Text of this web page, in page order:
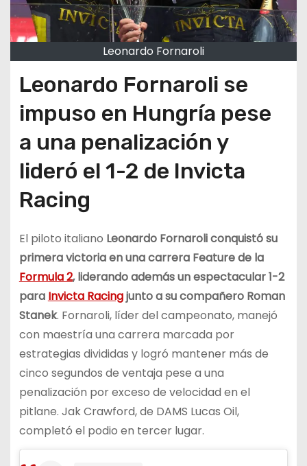
Leonardo Fornaroli
Leonardo Fornaroli se
impuso en Hungría pese
a una penalización y
lideró el 1-2 de Invicta
Racing
El piloto italiano Leonardo Fornaroli conquistó su
primera victoria en una carrera Feature de la
Formula 2, liderando además un espectacular 1-2
para Invicta Racingjunto a su compañero Roman
Stanek. Fornaroli, líder del campeonato, manejó
con maestría una carrera marcada por
estrategias divididas y logró mantener más de
cinco segundos de ventaja pese a una
penalización por exceso de velocidad en el
pitlane. Jak Crawford, de DAMS Lucas Oil,
completó el podio en tercer lugar.